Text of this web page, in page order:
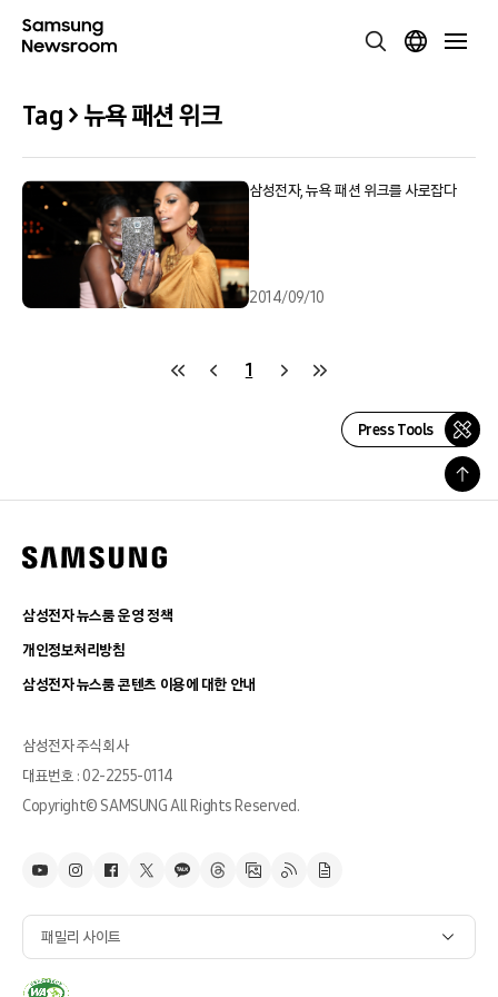
Tag > 뉴욕 패션 위크
삼성전자, 뉴욕 패션 위크를 사로잡다
2014/09/10
1
Press Tools
삼성전자 뉴스룸 운영 정책
개인정보처리방침
삼성전자 뉴스룸 콘텐츠 이용에 대한 안내
삼성전자 주식회사
대표번호 : 02-2255-0114
Copyright© SAMSUNG All Rights Reserved.
패밀리 사이트